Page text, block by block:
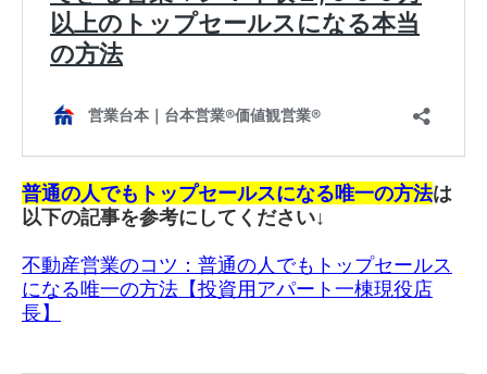
普通の人でもトップセールスになる唯一の方法は
以下の記事を参考にしてください↓
不動産営業のコツ：普通の人でもトップセールス
になる唯一の方法【投資用アパート一棟現役店
長】